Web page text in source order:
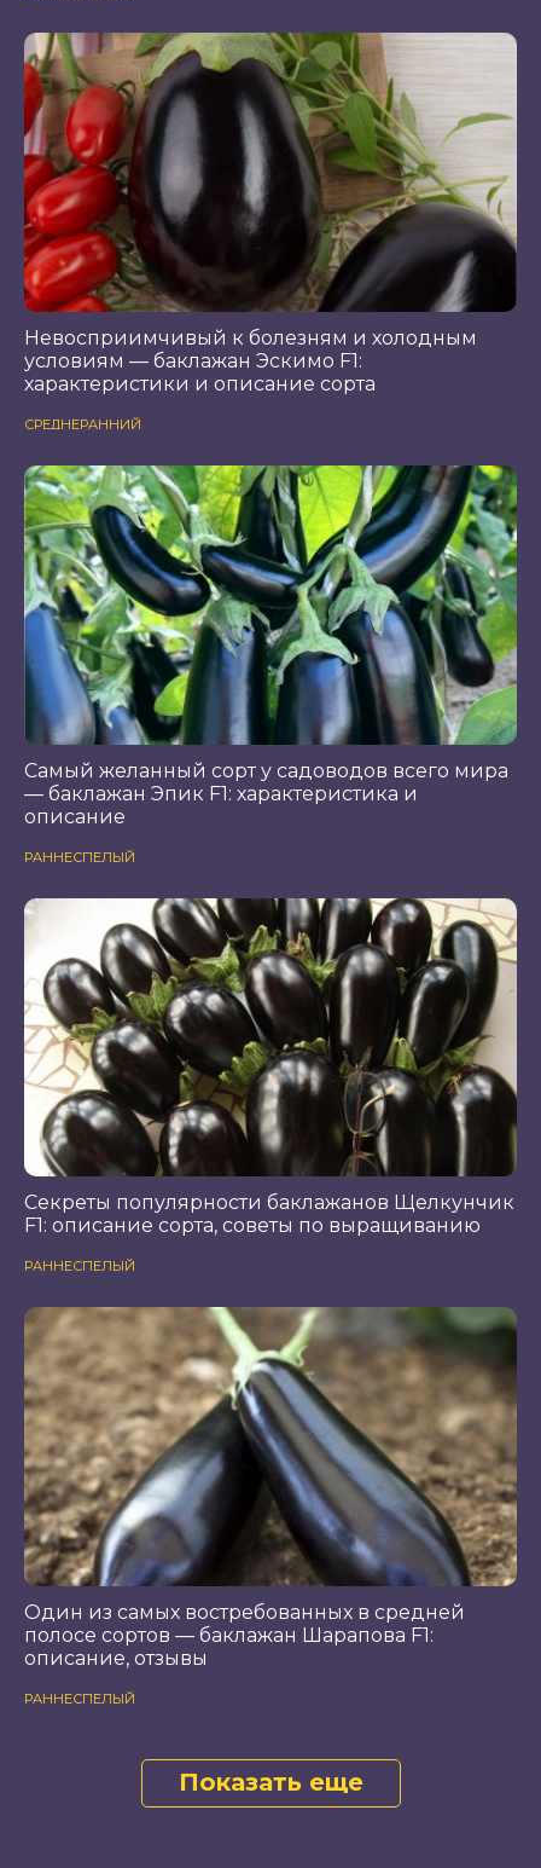
Невосприимчивый к болезням и холодным
условиям — баклажан Эскимо F1:
характеристики и описание сорта
СРЕДНЕРАННИЙ
Самый желанный сорт у садоводов всего мира
— баклажан Эпик F1: характеристика и
описание
РАННЕСПЕЛЫЙ
Секреты популярности баклажанов Щелкунчик
F1: описание сорта, советы по выращиванию
РАННЕСПЕЛЫЙ
Один из самых востребованных в средней
полосе сортов — баклажан Шарапова F1:
описание, отзывы
РАННЕСПЕЛЫЙ
Показать еще